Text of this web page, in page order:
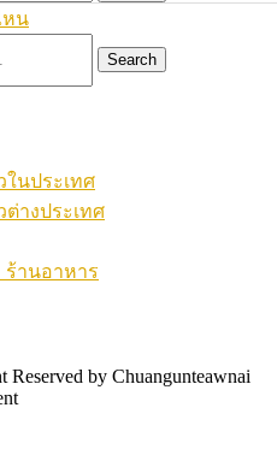
Search
ในประเทศ
ต่างประเทศ
ร้านอาหาร
Reserved by Chuangunteawnai